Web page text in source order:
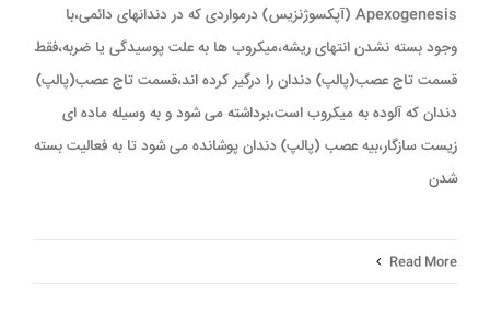
Apexogenesis (آپکسوژنزیس) درمواردی که در دندانهای دائمی،با
وجود بسته نشدن انتهای ریشه،میکروب ها به علت پوسیدگی یا ضربه،فقط
قسمت تاج عصب(پالپ) دندان را درگیر کرده اند،قسمت تاج عصب(پالپ)
دندان که آلوده به میکروب است،برداشته می شود و به وسیله ماده ای
زیست سازگار،بیه عصب (پالپ) دندان پوشانده می شود تا به فعالیت بسته
شدن
Read More